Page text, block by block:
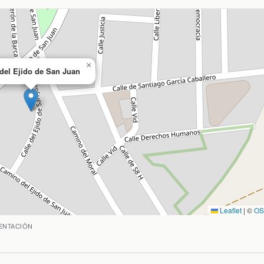
Ejido de San Juan
×
Leaflet | ©
Ciudad Real. Coordenadas: latitud